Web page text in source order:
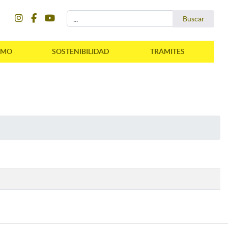
Buscar
SOSTENIBILIDAD TRÁMITES